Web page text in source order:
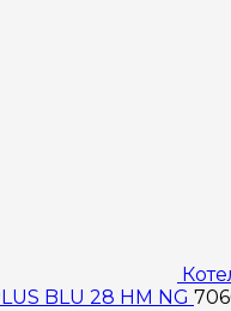
BLU 28 HM NG